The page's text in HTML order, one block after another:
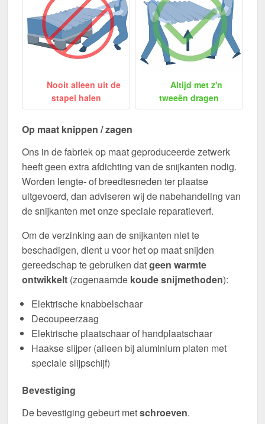
Nooit alleen uit de
stapel halen
Altijd met z'n
tweeën dragen
Op maat knippen / zagen
Ons in de fabriek op maat geproduceerde zetwerk
heeft geen extra afdichting van de snijkanten nodig.
Worden lengte- of breedtesneden ter plaatse
uitgevoerd, dan adviseren wij de nabehandeling van
de snijkanten met onze speciale reparatieverf.
Om de verzinking aan de snijkanten niet te
beschadigen, dient u voor het op maat snijden
gereedschap te gebruiken datgeen warmte
ontwikkelt (zogenaamde koude snijmethoden):
Elektrische knabbelschaar
Decoupeerzaag
Elektrische plaatschaar of handplaatschaar
Haakse slijper (alleen bij aluminium platen met
speciale slijpschijf)
Bevestiging
De bevestiging gebeurt metschroeven.